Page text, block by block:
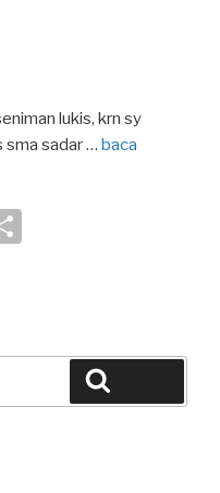
lukis, krn sy
sma sadar … baca